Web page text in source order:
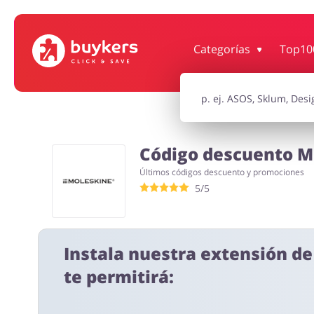
Categorías
Supermercado Hogar y
Motorización
Código descuento
Últimos códigos descuento y promociones
5/5
Instala nuestra extensión
te permitirá: